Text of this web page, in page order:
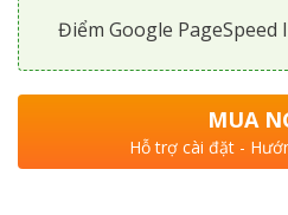
Điểm Google PageSpeed
MUA
Hỗ trợ cài đặt -